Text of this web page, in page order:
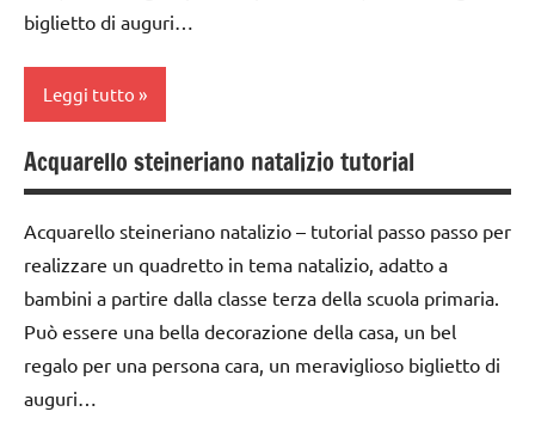
italiano
LINGUAGGIO
MONTESSORI
materiale
didattico
psicogrammatica
Montessori
TUTTI GLI
WALDORF
LAVORETTI
STAGIONI
TUTORIAL
TUTTI GLI
ARGOMENTI
PER ETA'
TUTTI GLI
ARTICOLI
dai
anni
6
GUIDA
DIDATTICA
WALDORF
biglietto di auguri…
Leggi tutto
acquarello
IMMAGINE
dai
anni
Acquarello steineriano natalizio tutorial
Acquarello steineriano natalizio – tutorial passo passo per
realizzare un quadretto in tema natalizio, adatto a
bambini a partire dalla classe terza della scuola primaria.
Può essere una bella decorazione della casa, un bel
regalo per una persona cara, un meraviglioso biglietto di
auguri…